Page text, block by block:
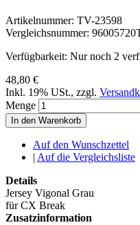
Artikelnummer: TV-23598
Vergleichsnummer:
Verfügbarkeit: Nur noch 2
48,80 €
Inkl. 19% USt., zzgl.
Menge
In den Warenkorb
Auf den Wunschzettel
| Auf die Vergleichsliste
Details
Jersey Vigonal Grau
für CX Break
Zusatzinformation